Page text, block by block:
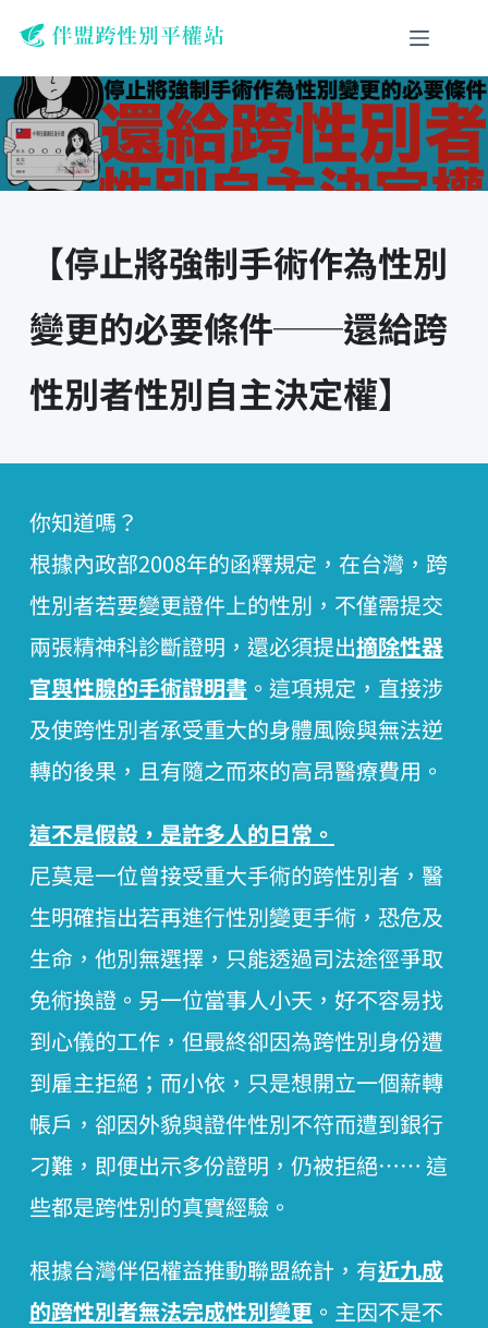
要
內
容
【停止將強制手術作為性別
變更的必要條件──還給跨
性別者性別自主決定權】
你知道嗎？
根據內政部2008年的函釋規定，在台灣，跨
性別者若要變更證件上的性別，不僅需提交
兩張精神科診斷證明，還必須提出摘除性器
官與性腺的手術證明書 。這項規定，直接涉
及使跨性別者承受重大的身體風險與無法逆
轉的後果，且有隨之而來的高昂醫療費用。
這不是假設，是許多人的日常。
尼莫是一位曾接受重大手術的跨性別者，醫
生明確指出若再進行性別變更手術，恐危及
生命，他別無選擇，只能透過司法途徑爭取
免術換證。另一位當事人小天，好不容易找
到心儀的工作，但最終卻因為跨性別身份遭
到雇主拒絕；而小依，只是想開立一個薪轉
帳戶，卻因外貌與證件性別不符而遭到銀行
刁難，即便出示多份證明，仍被拒絕⋯⋯ 這
些都是跨性別的真實經驗。
根據台灣伴侶權益推動聯盟統計，有近九成
的跨性別者無法完成性別變更。主因不是不